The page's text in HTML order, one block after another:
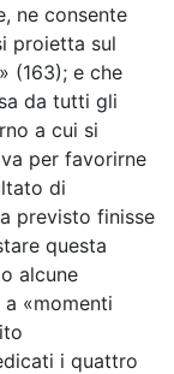
ne consente
proietta sul
(163); e che
da tutti gli
a cui si
per favorirne
di
previsto finisse
questa
alcune
«momenti
i quattro